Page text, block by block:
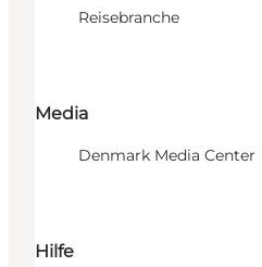
Reisebranche
Media
Denmark Media Center
Hilfe